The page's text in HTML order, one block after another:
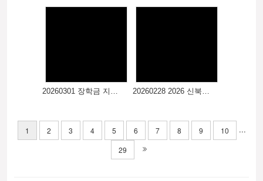
20260301 장학금 지급식 20260228 2026 신북읍 주민 윷놀이 대회
1 2 3 4 5 6 7 8 9 10 ...
29